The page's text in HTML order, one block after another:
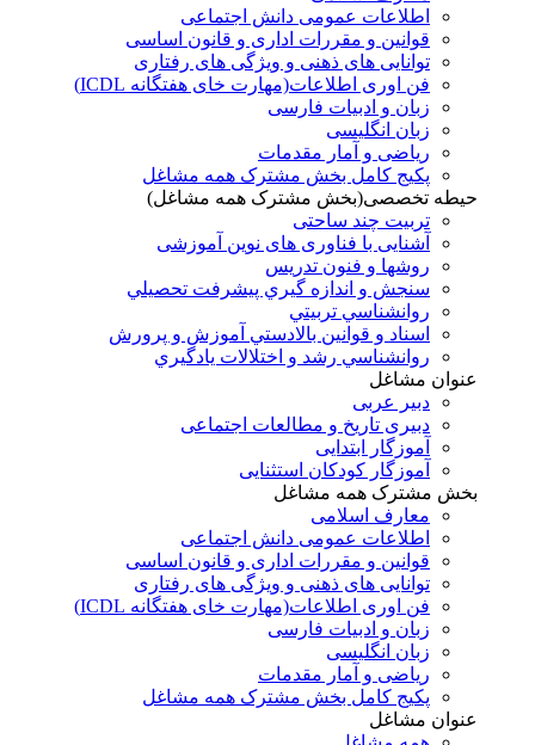
اطلاعات عمومی دانش اجتماعی
قوانین و مقررات اداری و قانون اساسی
توانایی های ذهنی و ویژگی های رفتاری
فن اوری اطلاعات(مهارت خای هفتگانه ICDL)
زبان و ادبیات فارسی
زبان انگلیسی
ریاضی و آمار مقدمات
پکیج کامل بخش مشترک همه مشاغل
حیطه تخصصی(بخش مشترک همه مشاغل)
تربیت چند ساحتی
آشنایی با فناوری های نوین آموزشی
روشها و فنون تدريس
سنجش و اندازه گيري پيشرفت تحصيلي
روانشناسي تربيتي
اسناد و قوانين بالادستي آموزش و پرورش
روانشناسي رشد و اختلالات يادگيري
عنوان مشاغل
دبير عربی
دبیری تاریخ و مطالعات اجتماعی
آموزگار ابتدایی
آموزگار کودکان استثنایی
بخش مشترک همه مشاغل
معارف اسلامی
اطلاعات عمومی دانش اجتماعی
قوانین و مقررات اداری و قانون اساسی
توانایی های ذهنی و ویژگی های رفتاری
فن اوری اطلاعات(مهارت خای هفتگانه ICDL)
زبان و ادبیات فارسی
زبان انگلیسی
ریاضی و آمار مقدمات
پکیج کامل بخش مشترک همه مشاغل
عنوان مشاغل